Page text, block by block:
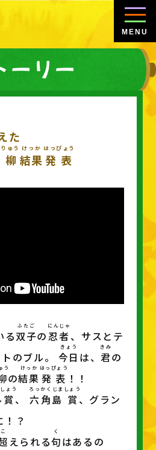
MENU
た
柳
ゅう
結果
けっか
発表
はっぴょう
る双子
ふたご
の忍者
にんじゃ
、サスとテ
のブル。 今日
きょう
は、君
きみ
の
う
の結果
けっか
発表
はっぴょう
！！
賞
しょう
、 六角島
ろっかくじま
賞
しょう
、グラン
！？
こ
えられる句
く
はあるの